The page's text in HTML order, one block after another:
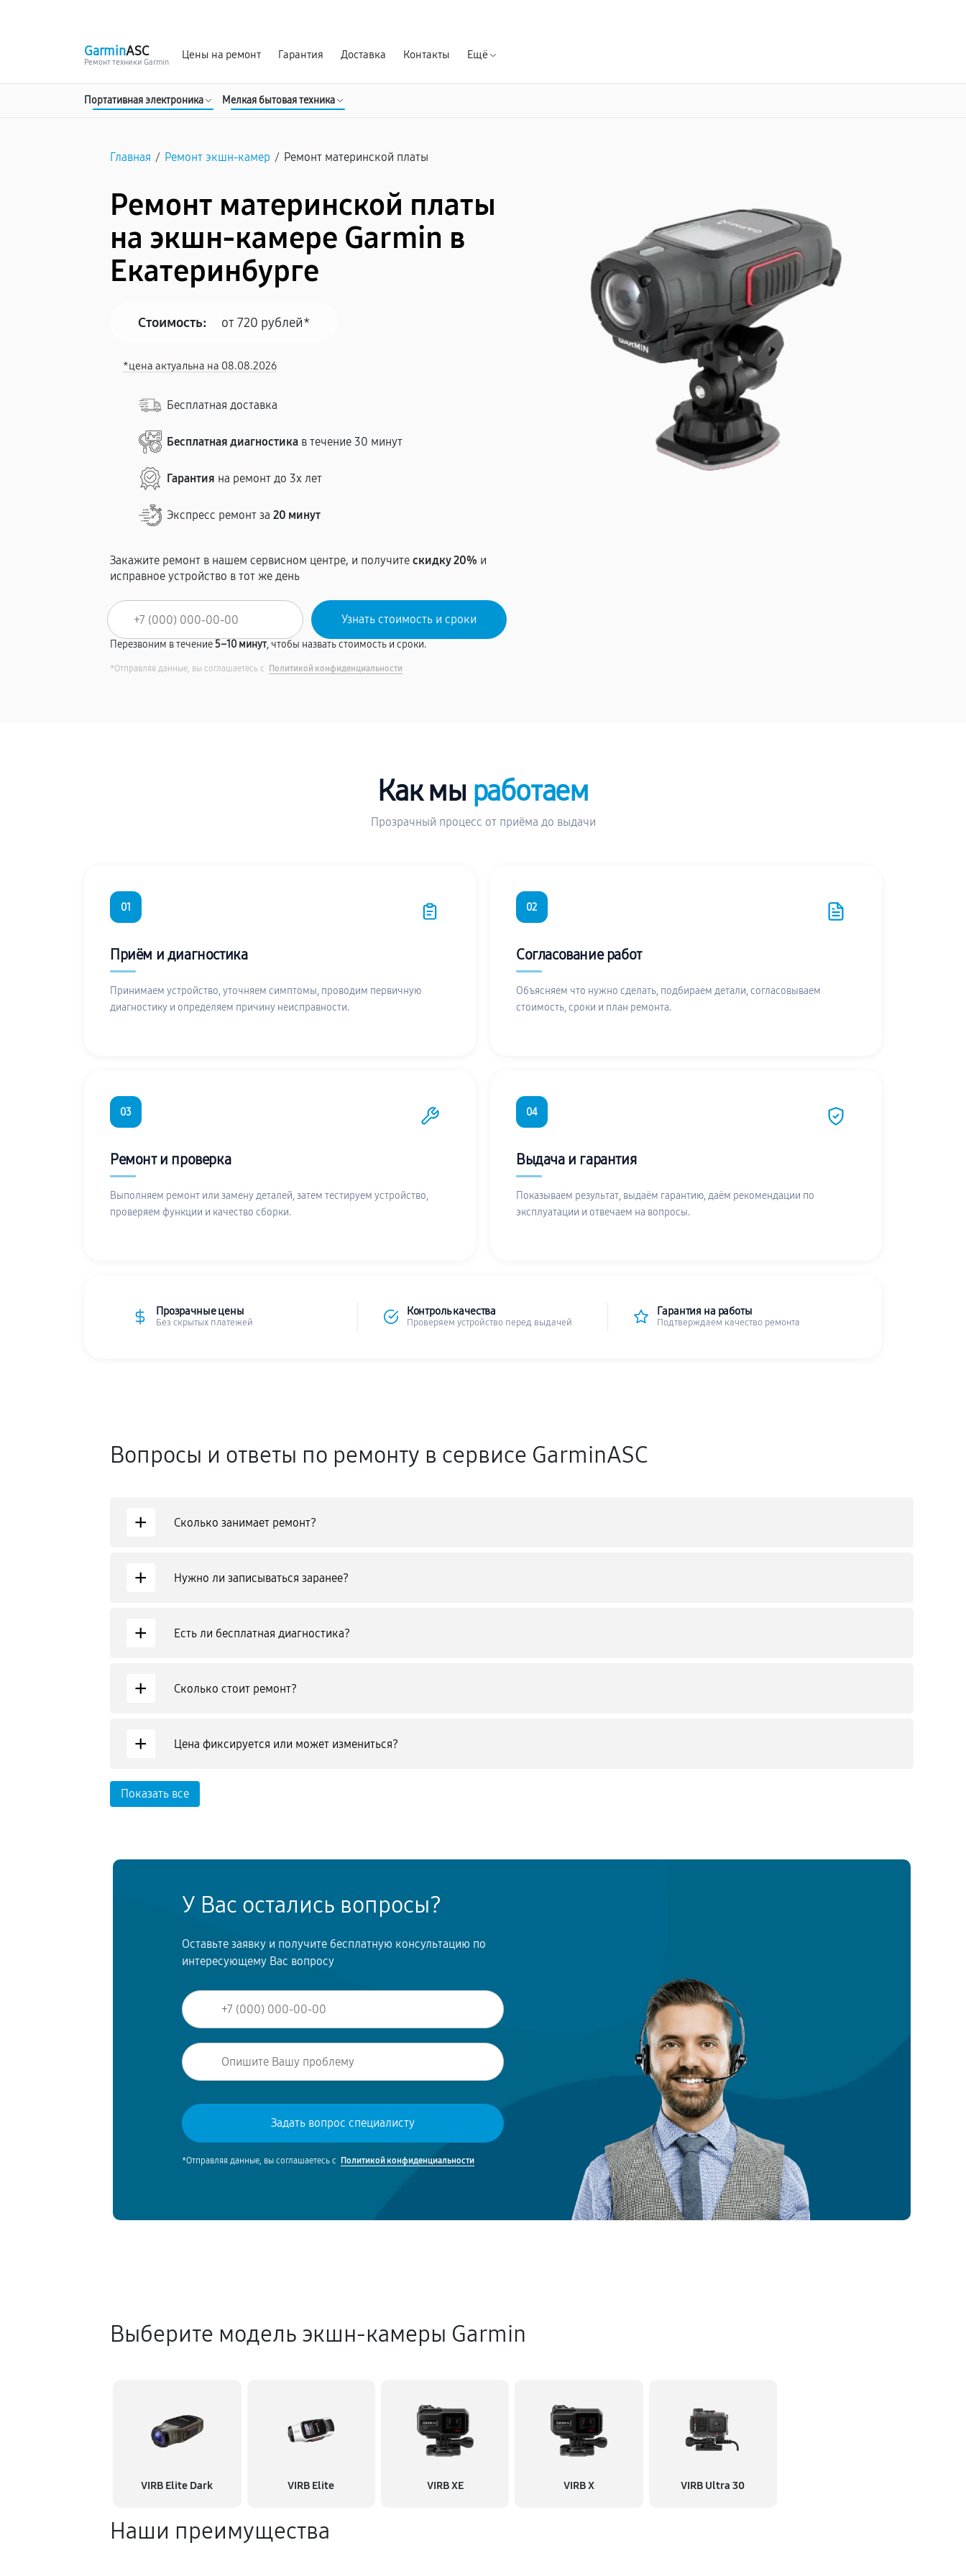
GarminASC
Ремонт техники Garmin
Цены на ремонт Гарантия Доставка Контакты Ещё
Портативная электроника Мелкая бытовая техника
Главная / Ремонт экшн-камер / Ремонт материнской платы
Ремонт материнской платы
на экшн-камере Garmin в
Екатеринбурге
Стоимость: от 720 рублей*
*цена актуальна на 08.08.2026
Бесплатная доставка
Бесплатная диагностика в течение 30 минут
Гарантия на ремонт до 3х лет
Экспресс ремонт за20 минут
Закажите ремонт в нашем сервисном центре, и получитескидку 20% и
исправное устройство в тот же день
Перезвоним в течение5–10 минут, чтобы назвать стоимость и сроки.
*Отправляя данные, вы соглашаетесь с Политикой конфиденциальности
Как мы работаем
Прозрачный процесс от приёма до выдачи
01
Приём и диагностика
Принимаем устройство, уточняем симптомы, проводим первичную
диагностику и определяем причину неисправности.
02
Согласование работ
Объясняем что нужно сделать, подбираем детали, согласовываем
стоимость, сроки и план ремонта.
03
Ремонт и проверка
Выполняем ремонт или замену деталей, затем тестируем устройство,
проверяем функции и качество сборки.
04
Выдача и гарантия
Показываем результат, выдаём гарантию, даём рекомендации по
эксплуатации и отвечаем на вопросы.
Прозрачные цены
Без скрытых платежей
Контроль качества
Проверяем устройство перед выдачей
Гарантия на работы
Подтверждаем качество ремонта
Вопросы и ответы по ремонту в сервисе GarminASC
+ Сколько занимает ремонт?
+ Нужно ли записываться заранее?
+ Есть ли бесплатная диагностика?
+ Сколько стоит ремонт?
+ Цена фиксируется или может измениться?
Показать все
У Вас остались вопросы?
Оставьте заявку и получите бесплатную консультацию по
интересующему Вас вопросу
*Отправляя данные, вы соглашаетесь с Политикой конфиденциальности
Выберите модель экшн-камеры Garmin
VIRB Elite Dark VIRB Elite VIRB XE VIRB X VIRB Ultra 30
Наши преимущества